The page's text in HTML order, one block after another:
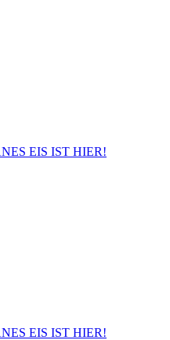
EIS IST HIER!
EIS IST HIER!